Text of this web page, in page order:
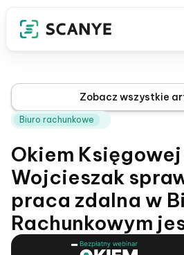
Zobacz wszystkie
Biuro rachunkowe
Okiem
Wojcieszak
praca zdalna w
Rachunkowym